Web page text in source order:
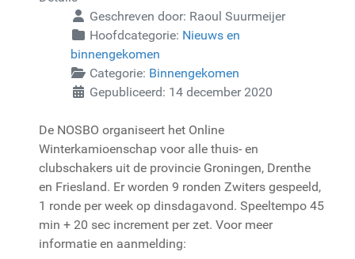
Geschreven door: Raoul Suurmeijer
Hoofdcategorie: Nieuws en
binnengekomen
Categorie: Binnengekomen
Gepubliceerd: 14 december 2020
De NOSBO organiseert het Online
Winterkamioenschap voor alle thuis- en
clubschakers uit de provincie Groningen, Drenthe
en Friesland. Er worden 9 ronden Zwiters gespeeld,
1 ronde per week op dinsdagavond. Speeltempo 45
min + 20 sec increment per zet. Voor meer
informatie en aanmelding: